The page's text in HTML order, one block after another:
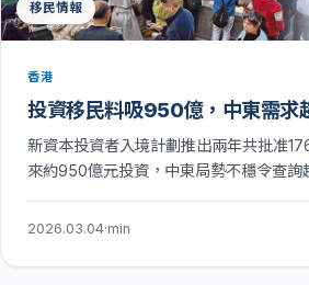
移民情報
香港
投資移民料吸950億，中東需求
新資本投資者入境計劃推出兩年共批准
來約950億元投資，中東局勢不穩令查詢
2026.03.04·min